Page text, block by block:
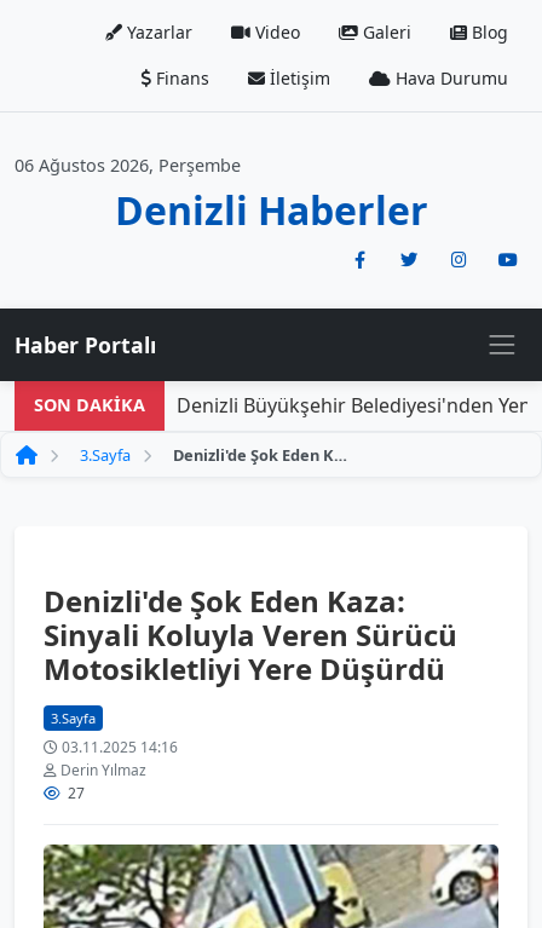
Yazarlar Video Galeri
Blog
Finans
İletişim Hava Durumu
06 Ağustos 2026, Perşembe
Denizli Haberler
Haber Portalı
SON DAKİKA Denizli Büyükşehir Belediyesi'nden Yeni
3.Sayfa Denizli'de Şok Eden Kaza: Sinyali Koluyla Veren Sürücü Motosikletliyi Yere Düşürdü
Denizli'de Şok Eden Kaza:
Sinyali Koluyla Veren Sürücü
Motosikletliyi Yere Düşürdü
3.Sayfa
03.11.2025 14:16
Derin Yılmaz
27